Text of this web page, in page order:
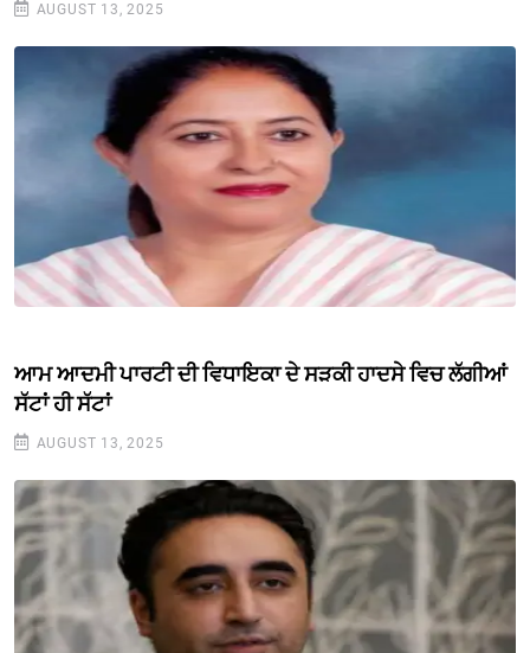
AUGUST 13, 2025
ਆਮ ਆਦਮੀ ਪਾਰਟੀ ਦੀ ਵਿਧਾਇਕਾ ਦੇ ਸੜਕੀ ਹਾਦਸੇ ਵਿਚ ਲੱਗੀਆਂ
ਸੱਟਾਂ ਹੀ ਸੱਟਾਂ
AUGUST 13, 2025